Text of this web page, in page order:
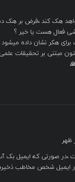
هک کند ،فرض بر هک
فعال هست یا خیر ؟
هکر نشان داده میشود
مبتنی بر تحقیقات
،در صورتی که ایمیل بک
ایمیل شخص مخاطب